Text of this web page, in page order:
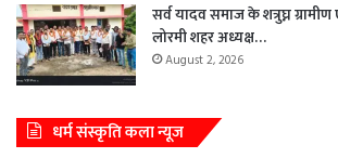
सर्व यादव समाज के शत्रुघ्न
लोरमी शहर अध्यक्ष…
August 2, 2026
धर्म संस्कृति कला न्यूज